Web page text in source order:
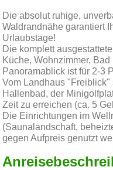
Die absolut ruhige,
Waldrandnähe garantiert
Urlaubstage!
Die komplett
Küche, Wohnzimmer,
Panoramablick ist für 2-3
Vom Landhaus "Freiblick"
Hallenbad, der
Zeit zu erreichen (ca. 5
Die Einrichtungen im
(Saunalandschaft,
gegen Aufpreis genutzt